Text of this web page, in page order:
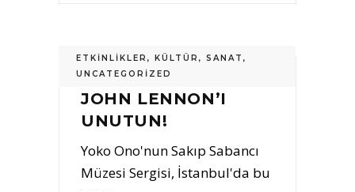
ETKINLIKLER , KÜLTÜR , SANAT ,
UNCATEGORIZED
JOHN LENNON’I
UNUTUN!
Yoko Ono'nun Sakıp Sabancı
Müzesi Sergisi, İstanbul'da bu